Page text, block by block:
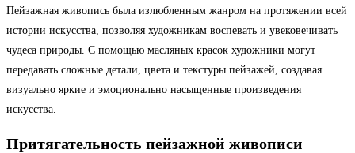
Пейзажная живопись была излюбленным жанром на протяжении всей
истории искусства, позволяя художникам воспевать и увековечивать
чудеса природы. С помощью масляных красок художники могут
передавать сложные детали, цвета и текстуры пейзажей, создавая
визуально яркие и эмоционально насыщенные произведения
искусства.
Притягательность пейзажной живописи